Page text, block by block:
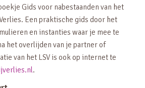
Gids voor nabestaanden van het
Een praktische gids door het
en instanties waar je mee te
het overlijden van je partner of
van het LSV is ook op internet te
.